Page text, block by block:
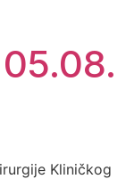
Kliničkog